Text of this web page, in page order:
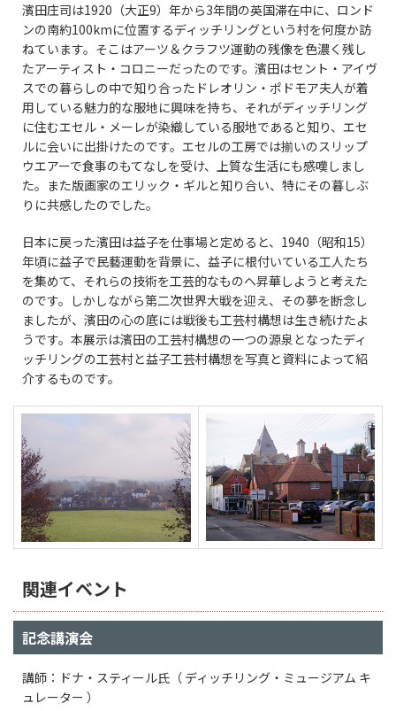
濱田庄司は1920（大正9）年から3年間の英国滞在中に、ロンド
ンの南約100kmに位置するディッチリングという村を何度か訪
ねています。そこはアーツ＆クラフツ運動の残像を色濃く残し
たアーティスト・コロニーだったのです。濱田はセント・アイヴ
スでの暮らしの中で知り合ったドレオリン・ポドモア夫人が着
用している魅力的な服地に興味を持ち、それがディッチリング
に住むエセル・メーレが染織している服地であると知り、エセ
ルに会いに出掛けたのです。エセルの工房では揃いのスリップ
ウエアーで食事のもてなしを受け、上質な生活にも感嘆しまし
た。また版画家のエリック・ギルと知り合い、特にその暮しぶ
りに共感したのでした。
日本に戻った濱田は益子を仕事場と定めると、1940（昭和15）
年頃に益子で民藝運動を背景に、益子に根付いている工人たち
を集めて、それらの技術を工芸的なものへ昇華しようと考えた
のです。しかしながら第二次世界大戦を迎え、その夢を断念し
ましたが、濱田の心の底には戦後も工芸村構想は生き続けたよ
うです。本展示は濱田の工芸村構想の一つの源泉となったディ
ッチリングの工芸村と益子工芸村構想を写真と資料によって紹
介するものです。
関連イベント
記念講演会
講師：ドナ・スティール氏（ ディッチリング・ミュージアム キ
ュレーター ）